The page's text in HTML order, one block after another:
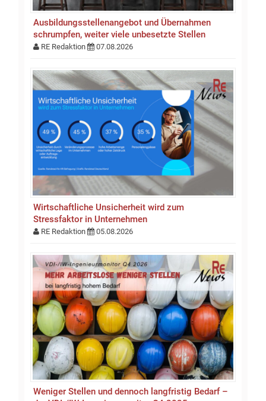
Ausbildungsstellen­an­gebot und Übernahmen
schrumpfen, weiter viele unbesetzte Stellen
RE Redaktion 07.08.2026
Wirtschaftliche Unsicherheit wird zum
Stressfaktor in Unternehmen
RE Redaktion 05.08.2026
Weniger Stellen und dennoch langfristig Bedarf –